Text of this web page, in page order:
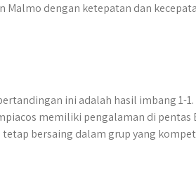
Malmo dengan ketepatan dan
ini adalah hasil imbang 1-
memiliki pengalaman di pentas
bersaing dalam grup yang